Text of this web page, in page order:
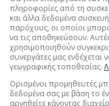
αριθμού μηνών, καθώς
μεγαλώνει και η
μπορεί να
γεγονός που
στην επιλογή
το
πληροφορίες από τη
και άλλα δεδομένα
παρόχους, οι οποίοι
να τις αποθηκεύσουν.
χρησιμοποιηθούν
συνεργάτες μας
γεωγραφικής τοποθεσίας.
Ορισμένοι προμηθευτές
δεδομένα σας με βάση το
αρνηθείτε κάνοντας